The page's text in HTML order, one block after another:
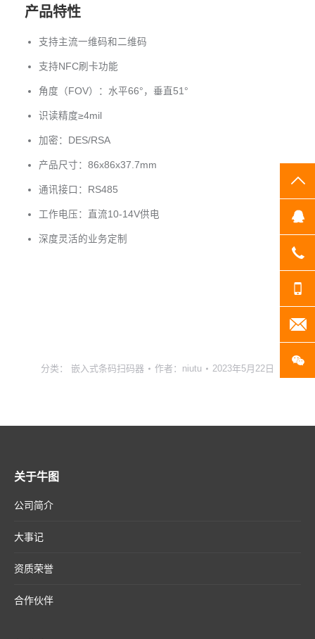
产品特性
支持主流一维码和二维码
支持NFC刷卡功能
角度（FOV）：水平66°，垂直51°
识读精度≥4mil
加密：DES/RSA
产品尺寸：86x86x37.7mm
通讯接口：RS485
工作电压：直流10-14V供电
深度灵活的业务定制
分类： 嵌入式条码扫码器 作者： niutu 2023年5月22日
关于牛图
公司简介
大事记
资质荣誉
合作伙伴
扫